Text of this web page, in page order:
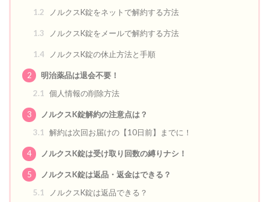
1.2 ノルクスK錠をネットで解約する方法
1.3 ノルクスK錠をメールで解約する方法
1.4 ノルクスK錠の休止方法と手順
2
明治薬品は退会不要！
2.1
個人情報の削除方法
3
ノルクスK錠解約の注意点は？
3.1
解約は次回お届けの【10日前】までに！
4 ノルクスK錠は受け取り回数の縛りナシ！
5
ノルクスK錠は返品・返金はできる？
5.1
ノルクスK錠は返品できる？